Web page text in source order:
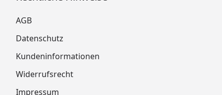
AGB
Datenschutz
Kundeninformationen
Widerrufsrecht
Impressum